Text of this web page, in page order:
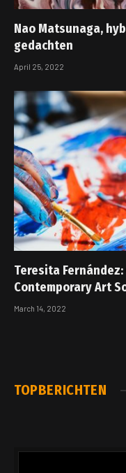
Nao Matsunaga,
gedachten
April 25, 2022
Teresita
Contemporary Art
March 14, 2022
TOPBERICHTEN